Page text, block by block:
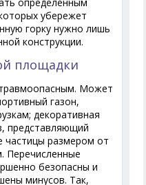
убережет
горку нужно лишь
конструкции.
площадки
Может
газон,
декоративная
представляющий
частицы размером от
Перечисленные
безопасны и
минусов. Так,